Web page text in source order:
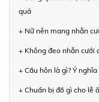
quả
+ Nữ nên mang nhẫn
+ Không đeo nhẫn cưới
+ Cầu hôn là gì? Ý
+ Chuẩn bị đồ gì cho lễ